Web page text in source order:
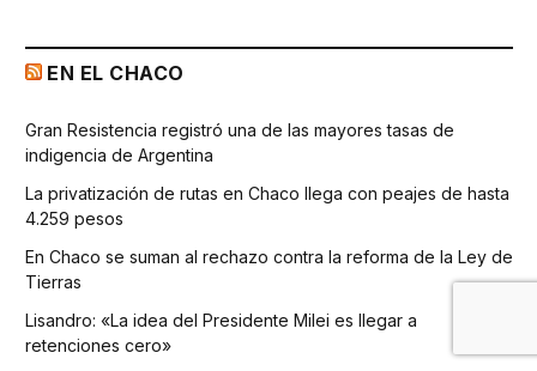
EN EL CHACO
Gran Resistencia registró una de las mayores tasas de
indigencia de Argentina
La privatización de rutas en Chaco llega con peajes de hasta
4.259 pesos
En Chaco se suman al rechazo contra la reforma de la Ley de
Tierras
Lisandro: «La idea del Presidente Milei es llegar a
retenciones cero»